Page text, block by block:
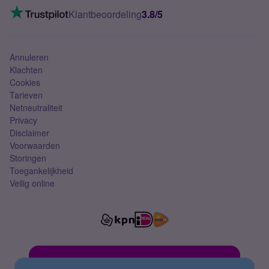
Mobiel abonnement
VoLTE 4G bellenKlantbeoordeling3.8/5
Annuleren
Klachten
Cookies
Tarieven
Netneutraliteit
Privacy
Disclaimer
Voorwaarden
Storingen
Toegankelijkheid
Veilig online